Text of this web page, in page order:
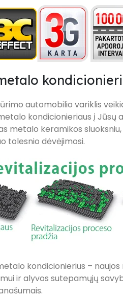
automobilio variklis
kondicionieriaus į Jūsų
metalo keramikos
tolesnio dėvėjimosi.
kondicionierius –
ir alyvos sutepamųjų